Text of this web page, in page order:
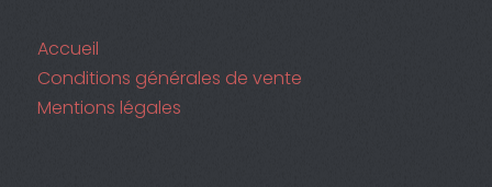
Accueil
Conditions générales de vente
Mentions légales